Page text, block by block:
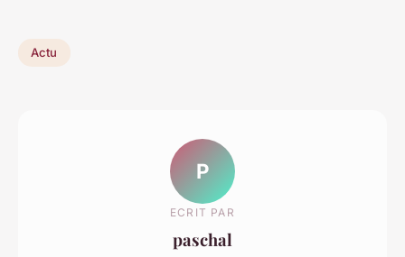
Actu
P
ECRIT PAR
paschal